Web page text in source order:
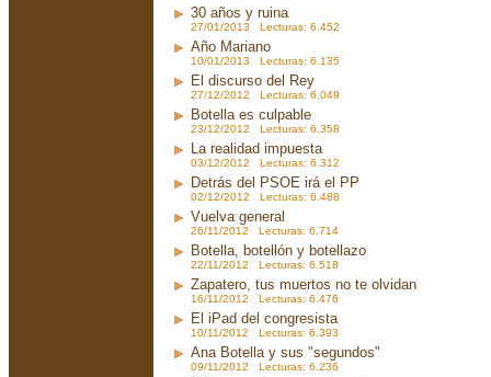
30 años y ruina
27/01/2013 Lecturas: 6.452
Año Mariano
10/01/2013 Lecturas: 6.135
El discurso del Rey
27/12/2012 Lecturas: 6.049
Botella es culpable
23/12/2012 Lecturas: 6.358
La realidad impuesta
03/12/2012 Lecturas: 6.312
Detrás del PSOE irá el PP
02/12/2012 Lecturas: 6.488
Vuelva general
26/11/2012 Lecturas: 6.714
Botella, botellón y botellazo
22/11/2012 Lecturas: 6.518
Zapatero, tus muertos no te olvidan
16/11/2012 Lecturas: 6.476
El iPad del congresista
10/11/2012 Lecturas: 6.393
Ana Botella y sus "segundos"
09/11/2012 Lecturas: 6.236